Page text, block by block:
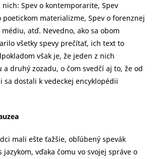
Spev o kontemporarite, Spev
poetickom materializme, Spev o forenznej
atď. Nevedno, ako sa obom
všetky spevy prečítať, ich text to
však je, že jeden z nich
druhý zozadu, o čom svedčí aj to, že od
dostali k vedeckej encyklopédii
mali ešte ťažšie, obľúbený spevák
vďaka čomu vo svojej správe o